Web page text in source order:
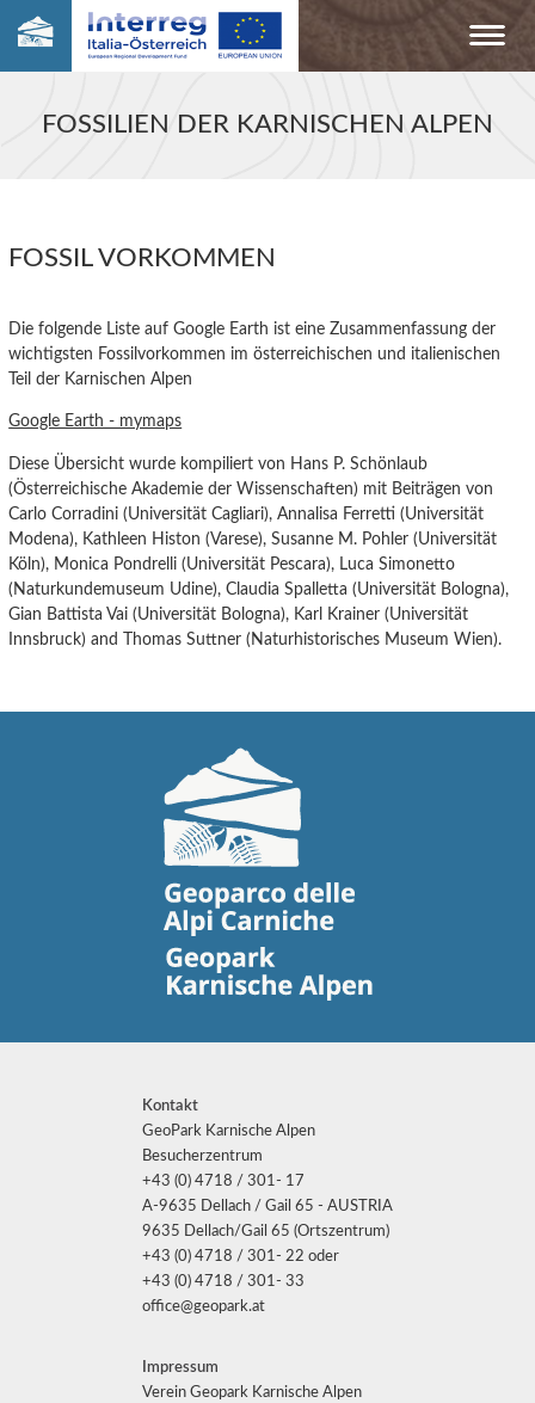
FOSSILIEN DER KARNISCHEN ALPEN
FOSSIL VORKOMMEN
Die folgende Liste auf Google Earth ist eine Zusammenfassung der
wichtigsten Fossilvorkommen im österreichischen und italienischen
Teil der Karnischen Alpen
Google Earth - mymaps
Diese Übersicht wurde kompiliert von Hans P. Schönlaub
(Österreichische Akademie der Wissenschaften) mit Beiträgen von
Carlo Corradini (Universität Cagliari), Annalisa Ferretti (Universität
Modena), Kathleen Histon (Varese), Susanne M. Pohler (Universität
Köln), Monica Pondrelli (Universität Pescara), Luca Simonetto
(Naturkundemuseum Udine), Claudia Spalletta (Universität Bologna),
Gian Battista Vai (Universität Bologna), Karl Krainer (Universität
Innsbruck) and Thomas Suttner (Naturhistorisches Museum Wien).
Kontakt
GeoPark Karnische Alpen
Besucherzentrum
+43 (0) 4718 / 301- 17
A-9635 Dellach / Gail 65 - AUSTRIA
9635 Dellach/Gail 65 (Ortszentrum)
+43 (0) 4718 / 301- 22 oder
+43 (0) 4718 / 301- 33
office@geopark.at
Impressum
Verein Geopark Karnische Alpen